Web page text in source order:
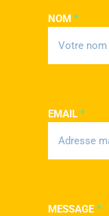
NOM *
EMAIL *
MESSAGE*